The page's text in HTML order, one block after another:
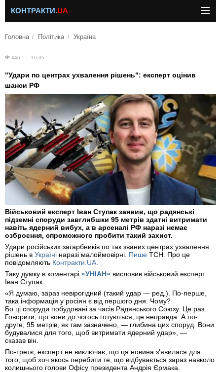
КОНТРАКТИ.UA
Головна Політика Україна
446 — 16.05
"Удари по центрах ухвалення рішень": експерт оцінив
шанси РФ
Військовий експерт Іван Ступак заявив, що радянські
підземні споруди завглибшки 95 метрів здатні витримати
навіть ядерний вибух, а в арсеналі РФ наразі немає
озброєння, спроможного пробити такий захист.
Удари російських загарбників по так званих центрах ухвалення
рішень в Україні наразі малоймовірні. Пише ТСН. Про це
повідомляють Контракти.UA.
Таку думку в коментарі «УНІАН» висловив військовий експерт
Іван Ступак.
«Я думаю, зараз невірогідний (такий удар — ред.). По-перше,
така інформація у росіян є від першого дня. Чому?
Бо ці споруди побудовані за часів Радянського Союзу. Це раз.
Говорити, що вони до чогось готуються, це неправда. А по-
друге, 95 метрів, як там зазначено, — глибина цих споруд. Вони
будувалися для того, щоб витримати ядерний удар», —
сказав він.
По-третє, експерт не виключає, що ця новина з’явилася для
того, щоб хоч якось перебити те, що відбувається зараз навколо
колишнього голови Офісу президента Андрія Єрмака.